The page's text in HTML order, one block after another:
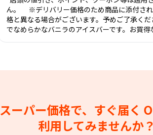
ん。 ※デリバリー価格のため商品に添付さ
格と異なる場合がございます。予めご了承く
でなめらかなバニラのアイスバーです。お買得
スーパー価格で、すぐ届く
利用してみませんか？